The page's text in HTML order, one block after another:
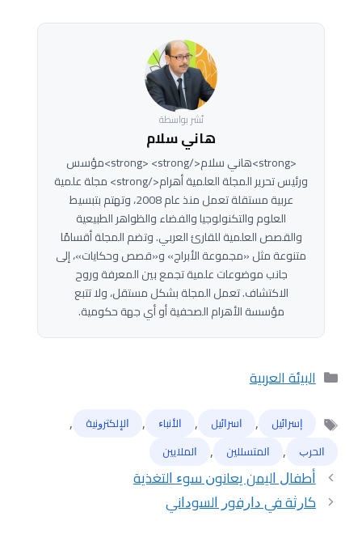
نُشر بواسطة
هاني سلام
<strong>هاني سلام</strong> <strong>مؤسس
ورئيس تحرير المجلة العلمية أهرام</strong> مجلة علمية
عربية مستقلة تعمل منذ عام 2008، وتهتم بتبسيط
العلوم والتكنولوجيا والفضاء والظواهر الطبيعية
والقصص العلمية للقارئ العربي. وتضم المجلة أقسامًا
متنوعة مثل «مجموعة الأبراج» و«قصص وحكايات»، إلى
جانب موضوعات علمية تجمع بين المعرفة وروح
الاكتشاف. تعمل المجلة بشكل مستقل، ولا تتبع
مؤسسة الأهرام الصحفية أو أي جهة حكومية.
التصنيفات
البيئة العربية
الوسوم
ﺇﺳﺮﺍﺋﻴﻞ , ﺍﺳﺮﺍﺋﻴﻞ , ﺍﻷﻧﺒﺎﺀ , ﺍﻹﻟﻜﺘﺮﻭﻧﻴﺔ ,
ﺍﻟﺤﺮﺏ , ﺍﻟﻤﺘﺴﻠﻠﻴﻦ , ﺍﻟﻤﻼﻳﻴﻦ
ﺃﻃﻔﺎﻝ ﺍﻟﻴﻤﻦ ﻳﻌﺎﻧﻮﻥ ﺳﻮﺀ ﺍﻟﺘﻐﺬﻳﺔ
ﻛﺎﺭﺛﺔ ﻓﻲ ﺩﺍﺭﻓﻮﺭ ﺍﻟﺴﻮﺩﺍﻧﻲ